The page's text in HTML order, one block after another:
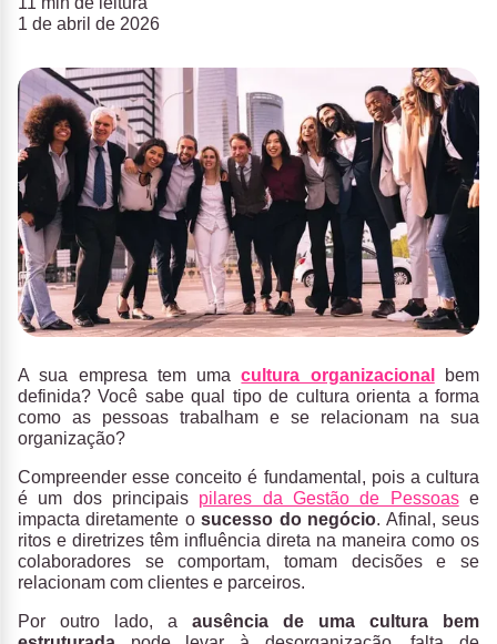
1 de abril de 2026
A sua empresa tem umacultura organizacional
bem
definida? Você sabe qual tipo de cultura orienta a forma
como as pessoas trabalham e se relacionam na sua
organização?
Compreender esse conceito é fundamental, pois a cultura
é um dos principais pilares da Gestão de Pessoas e
impacta diretamente osucesso do negócio. Afinal, seus
ritos e diretrizes têm influência direta na maneira como os
colaboradores se comportam, tomam decisões e se
relacionam com clientes e parceiros.
Por outro lado, a ausência de uma cultura bem